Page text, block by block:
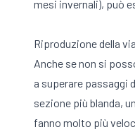
mesi invernali), può
Riproduzione della
Anche se non si
a superare passaggi
sezione più blanda,
fanno molto più